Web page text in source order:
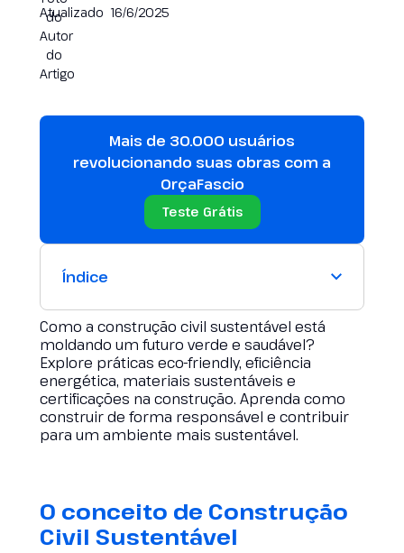
Atualizado16/6/2025
Mais de 30.000 usuários
revolucionando suas obras com a
OrçaFascio
Teste Grátis
Índice
Como a construção civil sustentável está
moldando um futuro verde e saudável?
Explore práticas eco-friendly, eficiência
energética, materiais sustentáveis e
certificações na construção. Aprenda como
construir de forma responsável e contribuir
para um ambiente mais sustentável.
O conceito de Construção
Civil Sustentável